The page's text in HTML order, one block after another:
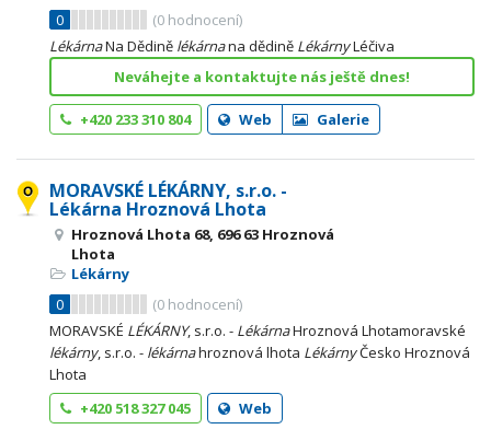
0
(0 hodnocení)
LékárnaNa Dědině lékárnana dědině LékárnyLéčiva
Neváhejte a kontaktujte nás ještě dnes!
+420 233 310 804 Web Galerie
MORAVSKÉ LÉKÁRNY, s.r.o. -
Lékárna Hroznová Lhota
Hroznová Lhota 68, 696 63 Hroznová
Lhota
Lékárny
0
(0 hodnocení)
MORAVSKÉ LÉKÁRNY, s.r.o. - LékárnaHroznová Lhotamoravské
lékárny, s.r.o. - lékárnahroznová lhota LékárnyČesko Hroznová
Lhota
+420 518 327 045
Web